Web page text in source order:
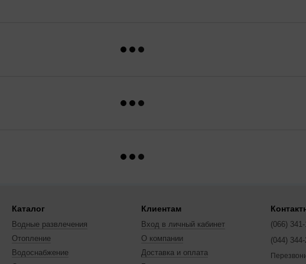
Каталог
Водные развлечения
Отопление
Водоснабжение
Клиентам
Вход в личный кабинет
О компании
Доставка и оплата
(066)
(044)